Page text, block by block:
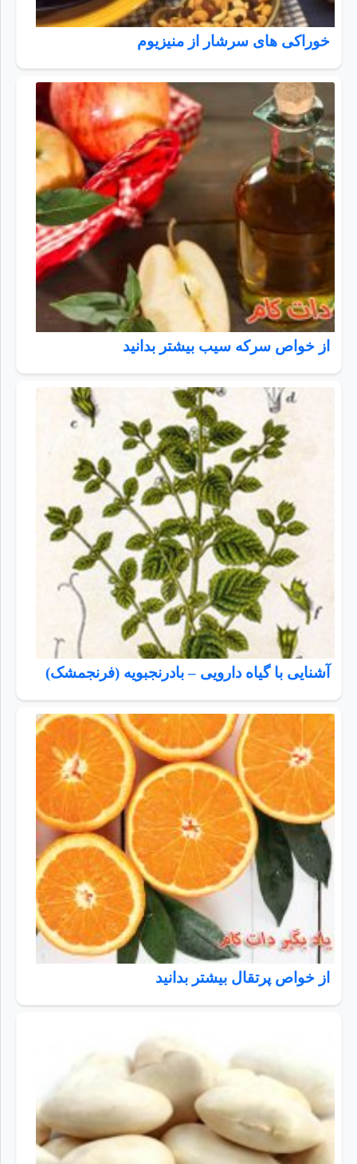
خوراکی های سرشار از منیزیوم
از خواص سرکه سیب بیشتر بدانید
آشنایی با گیاه دارویی – بادرنجبویه (فرنجمشک)
از خواص پرتقال بیشتر بدانید